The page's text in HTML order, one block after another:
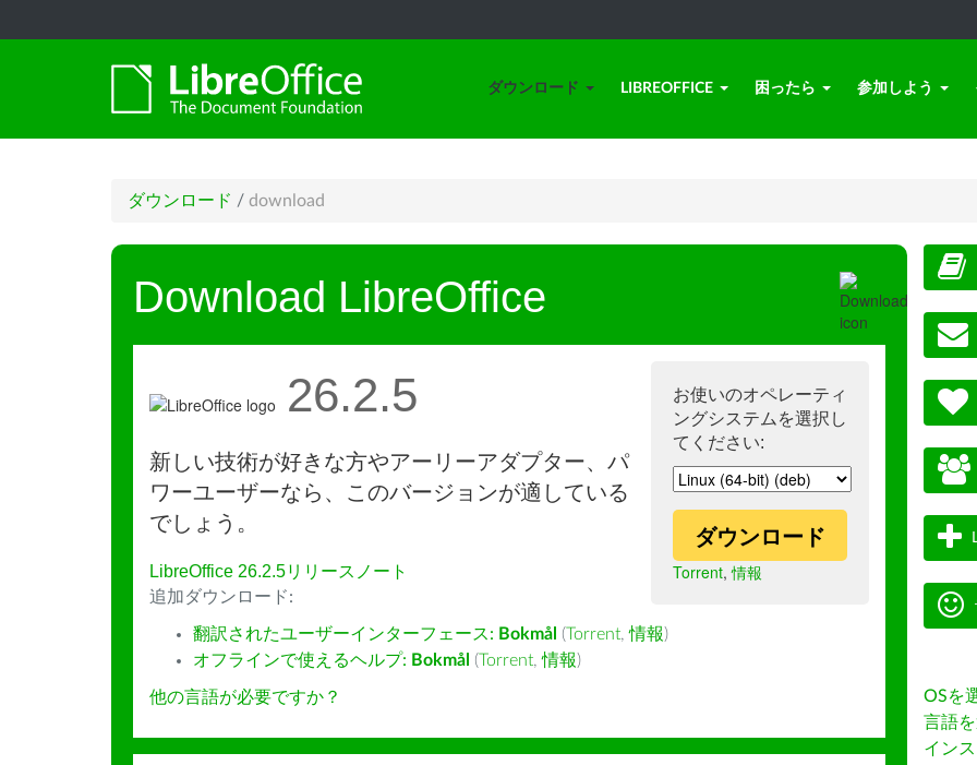
ダウンロード LIBREOFFICE 困ったら 参加しよう
ダウンロード / download
Download LibreOffice
お使いのオペレーティ
ングシステムを選択し
てください:
ダウンロード
Torrent,情報
26.2.5
新しい技術が好きな方やアーリーアダプター、パ
ワーユーザーなら、このバージョンが適している
でしょう。
LibreOffice 26.2.5リリースノート
追加ダウンロード:
翻訳されたユーザーインターフェース: Bokmål (Torrent,情報)
オフラインで使えるヘルプ: Bokmål (Torrent,情報)
他の言語が必要ですか？
OSを
言語
イン